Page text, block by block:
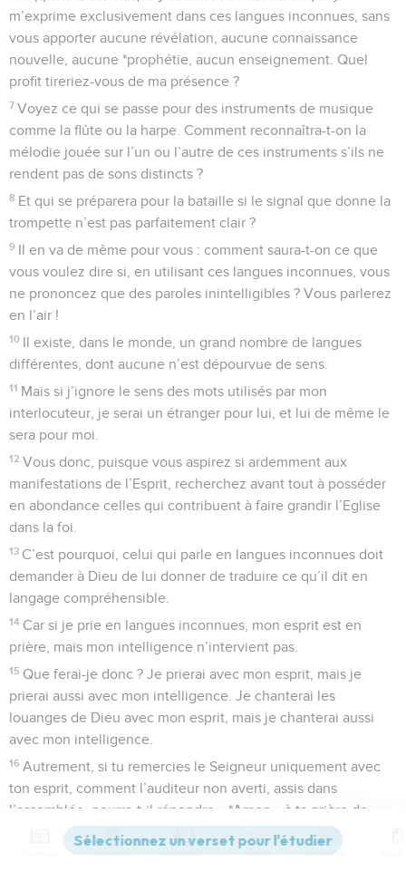
m’exprime exclusivement dans ces langues inconnues, sans
vous apporter aucune révélation, aucune connaissance
nouvelle, aucune *prophétie, aucun enseignement. Quel
profit tireriez-vous de ma présence ?
7 Voyez ce qui se passe pour des instruments de musique
comme la flûte ou la harpe. Comment reconnaîtra-t-on la
mélodie jouée sur l’un ou l’autre de ces instruments s’ils ne
rendent pas de sons distincts ?
8 Et qui se préparera pour la bataille si le signal que donne la
trompette n’est pas parfaitement clair ?
9 Il en va de même pour vous : comment saura-t-on ce que
vous voulez dire si, en utilisant ces langues inconnues, vous
ne prononcez que des paroles inintelligibles ? Vous parlerez
en l’air !
10 Il existe, dans le monde, un grand nombre de langues
différentes, dont aucune n’est dépourvue de sens.
11 Mais si j’ignore le sens des mots utilisés par mon
interlocuteur, je serai un étranger pour lui, et lui de même le
sera pour moi.
12 Vous donc, puisque vous aspirez si ardemment aux
manifestations de l’Esprit, recherchez avant tout à posséder
en abondance celles qui contribuent à faire grandir l’Eglise
dans la foi.
13 C’est pourquoi, celui qui parle en langues inconnues doit
demander à Dieu de lui donner de traduire ce qu’il dit en
langage compréhensible.
14 Car si je prie en langues inconnues, mon esprit est en
prière, mais mon intelligence n’intervient pas.
15 Que ferai-je donc ? Je prierai avec mon esprit, mais je
prierai aussi avec mon intelligence. Je chanterai les
louanges de Dieu avec mon esprit, mais je chanterai aussi
avec mon intelligence.
16 Autrement, si tu remercies le Seigneur uniquement avec
ton esprit, comment l’auditeur non averti, assis dans
l’assemblée, pourra-t-il répondre « *Amen » à ta prière de
reconnaissance, puisqu’il ne comprend pas ce que tu dis ?
Ta prière de reconnaissance a beau être sublime, l’autre
Versions Commentaires Strong